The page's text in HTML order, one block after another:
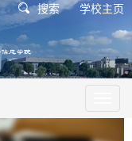
搜索 学校主页